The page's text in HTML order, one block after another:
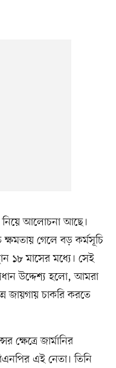
আলোচনা আছে।
গেলে বড় কর্মসূচি
১৮ মাসের মধ্যে। সেই
উদ্দেশ্য হলো, আমরা
জায়গায় চাকরি করতে
ক্ষেত্রে জার্মানির
এই নেতা। তিনি